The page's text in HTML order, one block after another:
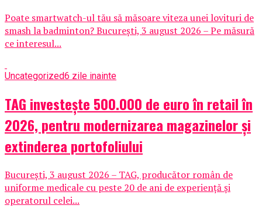
Poate smartwatch-ul tău să măsoare viteza unei lovituri de
smash la badminton? București, 3 august 2026 – Pe măsură
ce interesul...
Uncategorized6 zile inainte
TAG investește 500.000 de euro în retail în
2026, pentru modernizarea magazinelor și
extinderea portofoliului
București, 3 august 2026 – TAG, producător român de
uniforme medicale cu peste 20 de ani de experiență și
operatorul celei...